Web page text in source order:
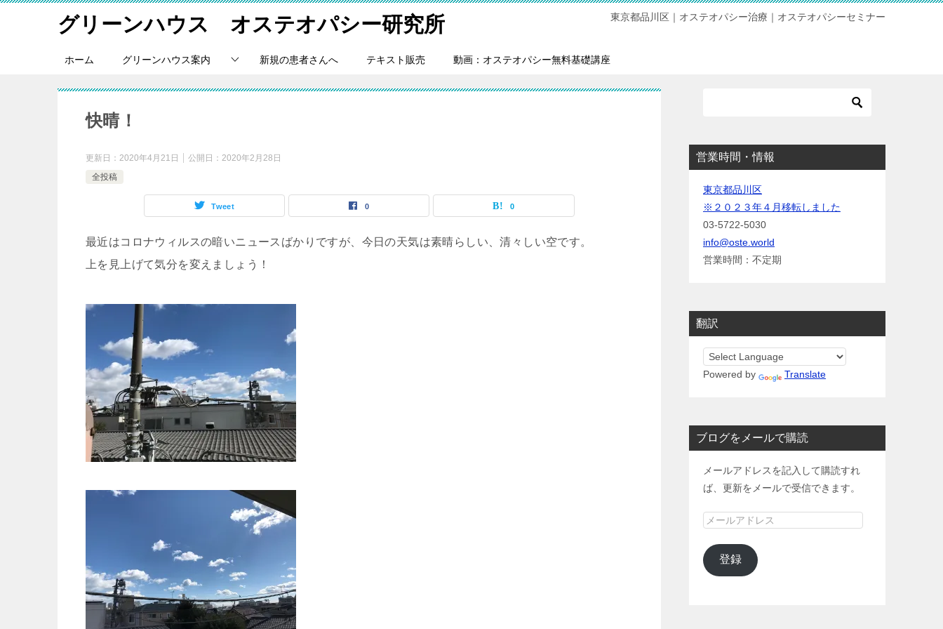
グリーンハウス オステオパシー研究所 東京都品川区｜オステオパシー治療｜オステオパシーセミナー
ホーム グリーンハウス案内 新規の患者さんへ テキスト販売 動画：オステオパシー無料基礎講座
快晴！
更新日： 2020年4月21日 公開日： 2020年2月28日
全投稿
Tweet 0 0
最近はコロナウィルスの暗いニュースばかりですが、今日の天気は素晴らしい、清々しい空です。
上を見上げて気分を変えましょう！
営業時間・情報
東京都品川区
※２０２３年４月移転しました
03-5722-5030
info@oste.world
営業時間：不定期
翻訳
Powered by Translate
ブログをメールで購読
メールアドレスを記入して購読すれ
ば、更新をメールで受信できます。
メ
ル
ア
登録